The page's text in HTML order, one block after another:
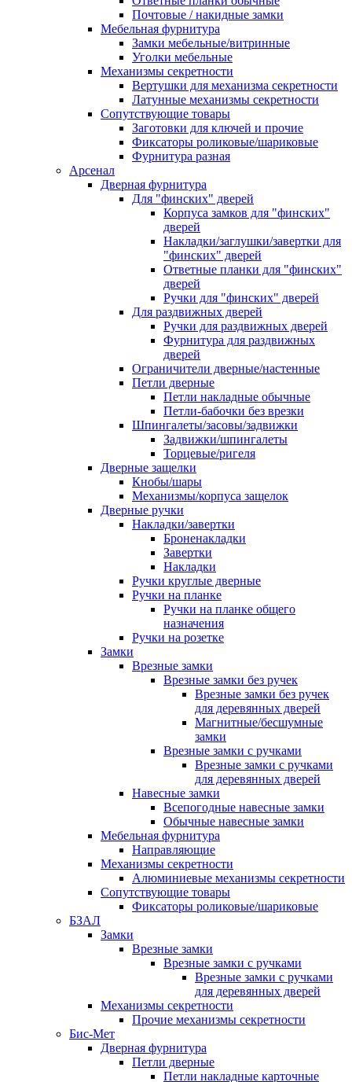
Почтовые / накидные замки
Мебельная фурнитура
Замки мебельные/витринные
Уголки мебельные
Механизмы секретности
Вертушки для механизма секретности
Латунные механизмы секретности
Сопутствующие товары
Заготовки для ключей и прочие
Фиксаторы роликовые/шариковые
Фурнитура разная
Арсенал
Дверная фурнитура
Для "финских" дверей
Корпуса замков для "финских"
дверей
Накладки/заглушки/завертки для
"финских" дверей
Ответные планки для "финских"
дверей
Ручки для "финских" дверей
Для раздвижных дверей
Ручки для раздвижных дверей
Фурнитура для раздвижных
дверей
Ограничители дверные/настенные
Петли дверные
Петли накладные обычные
Петли-бабочки без врезки
Шпингалеты/засовы/задвижки
Задвижки/шпингалеты
Торцевые/ригеля
Дверные защелки
Кнобы/шары
Механизмы/корпуса защелок
Дверные ручки
Накладки/завертки
Броненакладки
Завертки
Накладки
Ручки круглые дверные
Ручки на планке
Ручки на планке общего
назначения
Ручки на розетке
Замки
Врезные замки
Врезные замки без ручек
Врезные замки без ручек
для деревянных дверей
Магнитные/бесшумные
замки
Врезные замки с ручками
Врезные замки с ручками
для деревянных дверей
Навесные замки
Всепогодные навесные замки
Обычные навесные замки
Мебельная фурнитура
Направляющие
Механизмы секретности
Алюминиевые механизмы секретности
Сопутствующие товары
Фиксаторы роликовые/шариковые
БЗАЛ
Замки
Врезные замки
Врезные замки с ручками
Врезные замки с ручками
для деревянных дверей
Механизмы секретности
Прочие механизмы секретности
Бис-Мет
Дверная фурнитура
Петли дверные
Петли накладные карточные